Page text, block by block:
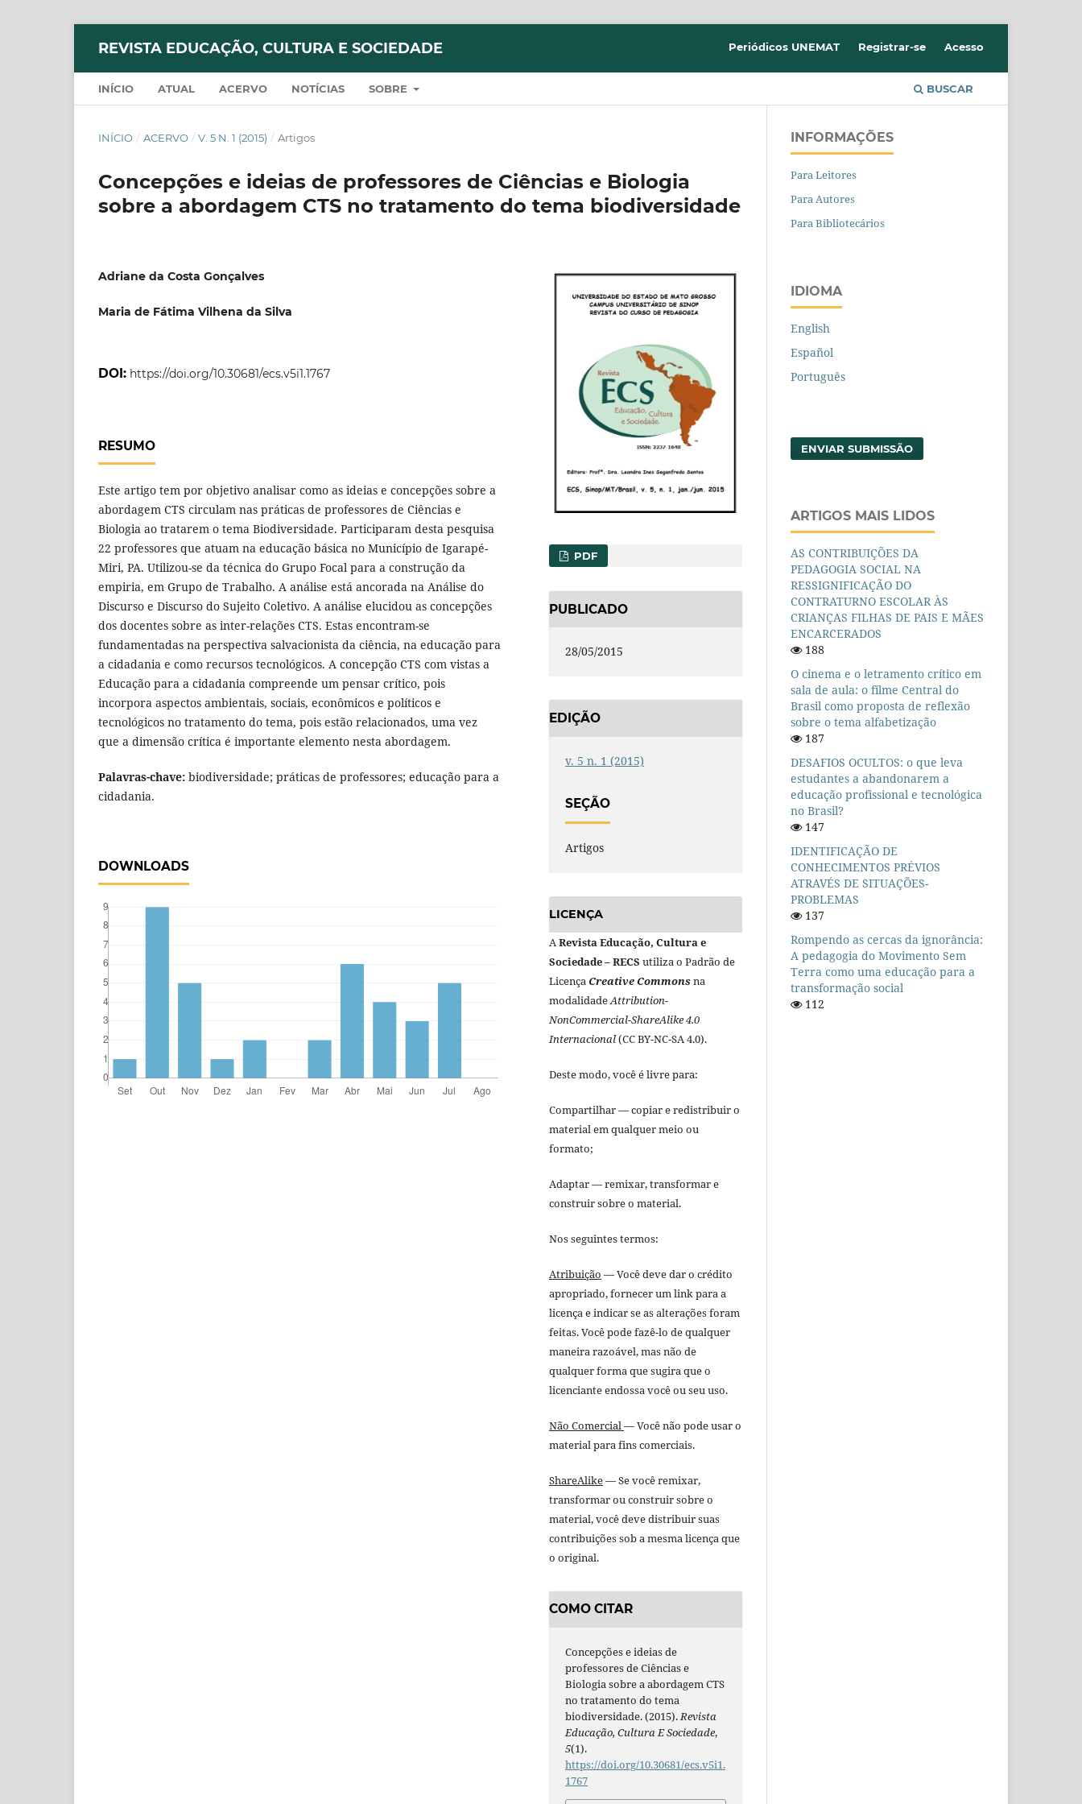
REVISTA EDUCAÇÃO, CULTURA E SOCIEDADE
INÍCIO ATUAL ACERVO NOTÍCIAS SOBRE BUSCAR
Periódicos UNEMAT Registrar-se Acesso
INÍCIO / ACERVO / V. 5 N. 1 (2015) / Artigos
Concepções e ideias de professores de Ciências e Biologia
sobre a abordagem CTS no tratamento do tema biodiversidade
Adriane da Costa Gonçalves
Maria de Fátima Vilhena da Silva
DOI: https://doi.org/10.30681/ecs.v5i1.1767
RESUMO
Este artigo tem por objetivo analisar como as ideias e concepções sobre a
abordagem CTS circulam nas práticas de professores de Ciências e
Biologia ao tratarem o tema Biodiversidade. Participaram desta pesquisa
22 professores que atuam na educação básica no Município de Igarapé-
Miri, PA. Utilizou-se da técnica do Grupo Focal para a construção da
empiria, em Grupo de Trabalho. A análise está ancorada na Análise do
Discurso e Discurso do Sujeito Coletivo. A análise elucidou as concepções
dos docentes sobre as inter-relações CTS. Estas encontram-se
fundamentadas na perspectiva salvacionista da ciência, na educação para
a cidadania e como recursos tecnológicos. A concepção CTS com vistas a
Educação para a cidadania compreende um pensar crítico, pois
incorpora aspectos ambientais, sociais, econômicos e políticos e
tecnológicos no tratamento do tema, pois estão relacionados, uma vez
que a dimensão crítica é importante elemento nesta abordagem.
Palavras-chave: biodiversidade; práticas de professores; educação para a
cidadania.
DOWNLOADS
PDF
PUBLICADO
28/05/2015
EDIÇÃO
v. 5 n. 1 (2015)
SEÇÃO
Artigos
LICENÇA
ARevista Educação, Cultura e
Sociedade – RECS utiliza o Padrão de
LicençaCreative Commonsna
modalidadeAttribution-
NonCommercial-ShareAlike 4.0
Internacional(CC BY-NC-SA 4.0).
Deste modo, você é livre para:
Compartilhar — copiar e redistribuir o
material em qualquer meio ou
formato;
Adaptar — remixar, transformar e
construir sobre o material.
Nos seguintes termos:
Atribuição — Você deve dar o crédito
apropriado, fornecer um link para a
licença e indicar se as alterações foram
feitas. Você pode fazê-lo de qualquer
maneira razoável, mas não de
qualquer forma que sugira que o
licenciante endossa você ou seu uso.
Não Comercial— Você não pode usar o
material para fins comerciais.
ShareAlike— Se você remixar,
transformar ou construir sobre o
material, você deve distribuir suas
contribuições sob a mesma licença que
o original.
COMO CITAR
Concepções e ideias de
professores de Ciências e
Biologia sobre a abordagem CTS
no tratamento do tema
biodiversidade. (2015).Revista
Educação, Cultura E Sociedade,
5(1).
https://doi.org/10.30681/ecs.v5i1.
1767
INFORMAÇÕES
Para Leitores
Para Autores
Para Bibliotecários
IDIOMA
English
Español
Português
ENVIAR SUBMISSÃO
ARTIGOS MAIS LIDOS
AS CONTRIBUIÇÕES DA
PEDAGOGIA SOCIAL NA
RESSIGNIFICAÇÃO DO
CONTRATURNO ESCOLAR ÀS
CRIANÇAS FILHAS DE PAIS E MÃES
ENCARCERADOS
188
O cinema e o letramento crítico em
sala de aula: o filme Central do
Brasil como proposta de reflexão
sobre o tema alfabetização
187
DESAFIOS OCULTOS: o que leva
estudantes a abandonarem a
educação profissional e tecnológica
no Brasil?
147
IDENTIFICAÇÃO DE
CONHECIMENTOS PRÉVIOS
ATRAVÉS DE SITUAÇÕES-
PROBLEMAS
137
Rompendo as cercas da ignorância:
A pedagogia do Movimento Sem
Terra como uma educação para a
transformação social
112